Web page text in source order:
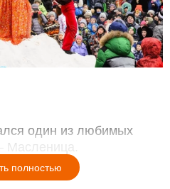
один из любимых
Масленица.
полностью